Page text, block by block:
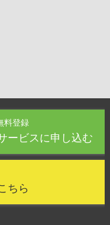
料登録
ービスに申し込む
ちら